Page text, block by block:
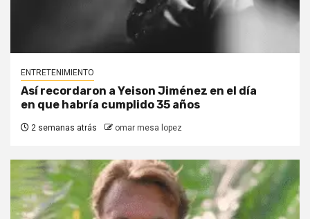
ENTRETENIMIENTO
Así recordaron a Yeison Jiménez en el día
en que habría cumplido 35 años
2 semanas atrás omar mesa lopez